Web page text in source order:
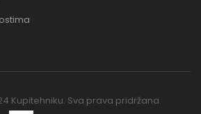
Kupitehniku. Sva prava pridržana.